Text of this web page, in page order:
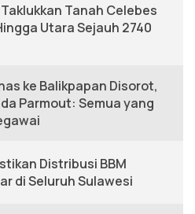
Taklukkan Tanah Celebes
Utara Sejauh 2740
ke Balikpapan Disorot,
Parmout: Semua yang
Distribusi BBM
di Seluruh Sulawesi